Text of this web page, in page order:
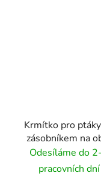
Krmítko pro
zásobníkem na
DREW KW52
Odesíláme do
pracovních dní